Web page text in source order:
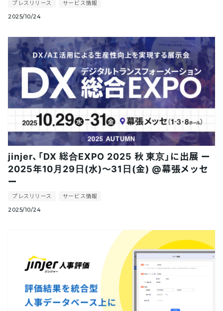
プレスリリース サービス情報
2025/10/24
jinjer、「DX 総合EXPO 2025 秋 東京」に出展 ー
2025年10月29日(水)～31日(金) @幕張メッセ
ー
プレスリリース サービス情報
2025/10/24